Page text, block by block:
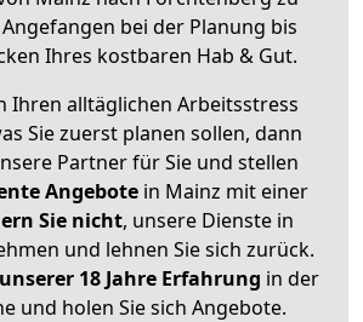
Angefangen bei der Planung bis
Ihres kostbaren Hab & Gut.
Ihren alltäglichen Arbeitsstress
Sie zuerst planen sollen, dann
Partner für Sie und stellen
Angebote in Mainz mit einer
Sie nicht, unsere Dienste in
und lehnen Sie sich zurück.
18 Jahre Erfahrung in der
und holen Sie sich Angebote.